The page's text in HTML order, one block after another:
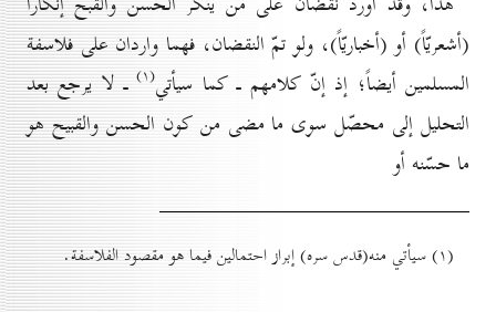
(أشعريّاً) أو (أخباريّاً)، ولو تمّ النقضان، فهما واردان على فلاسفة
المسلمين أيضاً؛ إذ إنّ كلامهم ـ كما سيأتي(۱) ـ لا يرجع بعد
التحليل إلى محصّل سوى ما مضى من كون الحسن والقبيح هو
ما حسّنه أو
(۱) سيأتي منه(قدس سره) إبراز احتمالين فيما هو مقصود الفلاسفة.